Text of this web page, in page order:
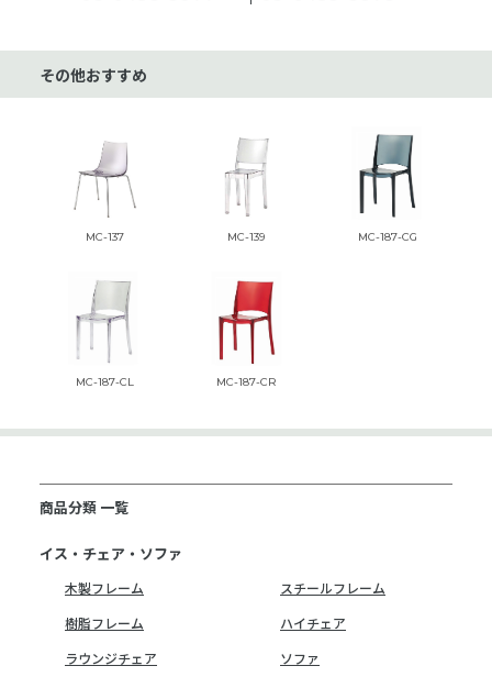
その他おすすめ
MC-137 MC-139 MC-187-CG
MC-187-CL MC-187-CR
商品分類 一覧
イス・チェア・ソファ
木製フレーム
スチールフレーム
樹脂フレーム
ハイチェア
ラウンジチェア
ソファ